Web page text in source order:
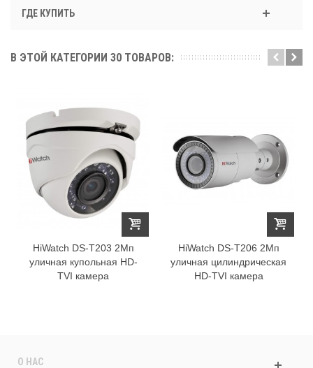
ГДЕ КУПИТЬ
В ЭТОЙ КАТЕГОРИИ 30 ТОВАРОВ:
HiWatch DS-T203 2Мп
уличная купольная HD-
TVI камера
HiWatch DS-T206 2Мп
уличная цилиндрическая
HD-TVI камера
О НАС